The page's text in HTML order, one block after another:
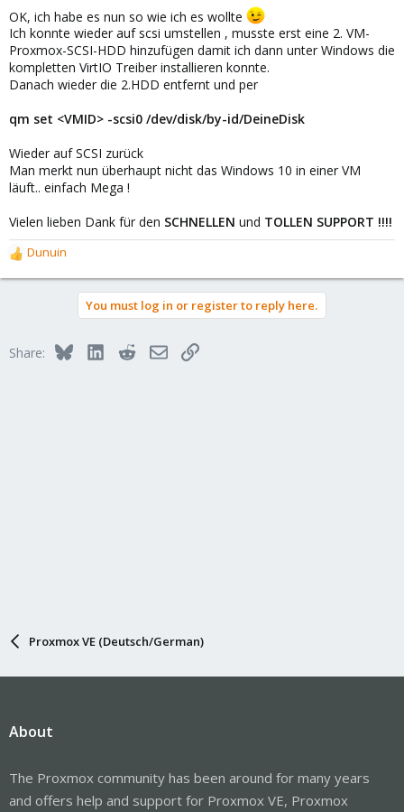
OK, ich habe es nun so wie ich es wollte
Ich konnte wieder auf scsi umstellen , musste erst eine 2. VM-
Proxmox-SCSI-HDD hinzufügen damit ich dann unter Windows die
kompletten VirtIO Treiber installieren konnte.
Danach wieder die 2.HDD entfernt und per
qm set <VMID> -scsi0 /dev/disk/by-id/DeineDisk
Wieder auf SCSI zurück
Man merkt nun überhaupt nicht das Windows 10 in einer VM
läuft.. einfach Mega !
Vielen lieben Dank für den SCHNELLEN und TOLLEN SUPPORT !!!!
R
e
o
Dunuin
You must log in or register to reply here.
Share: BlueskyLinkedInRedditEmailLink
Proxmox VE (Deutsch/German)
About
The Proxmox community has been around for many years
and offers help and support for Proxmox VE, Proxmox